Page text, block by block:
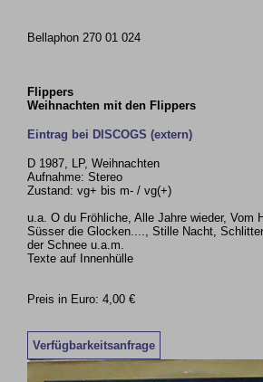
Bellaphon 270 01 024
Flippers
Weihnachten mit den Flippers
Eintrag bei DISCOGS (extern)
D 1987, LP, Weihnachten
Aufnahme: Stereo
Zustand: vg+ bis m- / vg(+)
u.a. O du Fröhliche, Alle Jahre wieder, Vom
Süsser die Glocken...., Stille Nacht,
der Schnee u.a.m.
Texte auf Innenhülle
Preis in Euro: 4,00 €
Verfügbarkeitsanfrage